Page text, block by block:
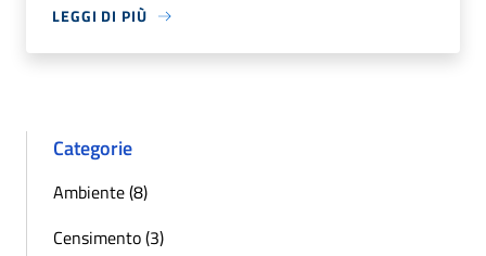
LEGGI DI PIÙ
Categorie
Ambiente (8)
Censimento (3)